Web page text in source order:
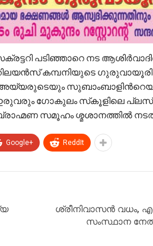
പടിഞ്ഞാറെ നട
റിലയൻസ് കമ്പനിയുടെ
ഇരുവരും ഗോകുലം സ്‌കൂളിലെ
സമൂഹം ശ്മശാനത്തിൽ
Google+ ReddIt
ശ്രീനിവാസൻ വധം,
സംസ്ഥാന